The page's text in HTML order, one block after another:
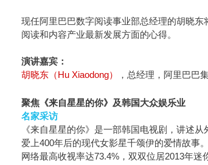
现任阿里巴巴数字阅读事业部总经理的胡晓
阅读和内容产业最新发展方面的心得。
演讲嘉宾：
胡晓东（Hu Xiaodong）
，总经理，阿里巴巴
聚焦《来自星星的你》及韩国大众娱乐业
名家采访
《来自星星的你》是一部韩国电视剧，讲述
爱上400年后的现代女影星千颂伊的爱情故事
网络最高收视率达73.4%，双双位居2013年